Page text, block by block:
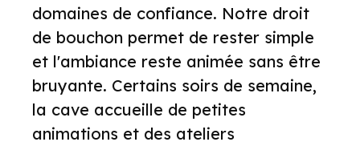
domaines de confiance. Notre droit
de bouchon permet de rester simple
et l'ambiance reste animée sans être
bruyante. Certains soirs de semaine,
la cave accueille de petites
animations et des ateliers